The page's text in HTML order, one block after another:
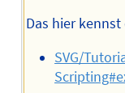
Das hier
SVG/